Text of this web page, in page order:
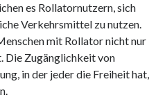
es Rollatornutzern, sich
Verkehrsmittel zu nutzen.
mit Rollator nicht nur
Die Zugänglichkeit von
in der jeder die Freiheit hat,